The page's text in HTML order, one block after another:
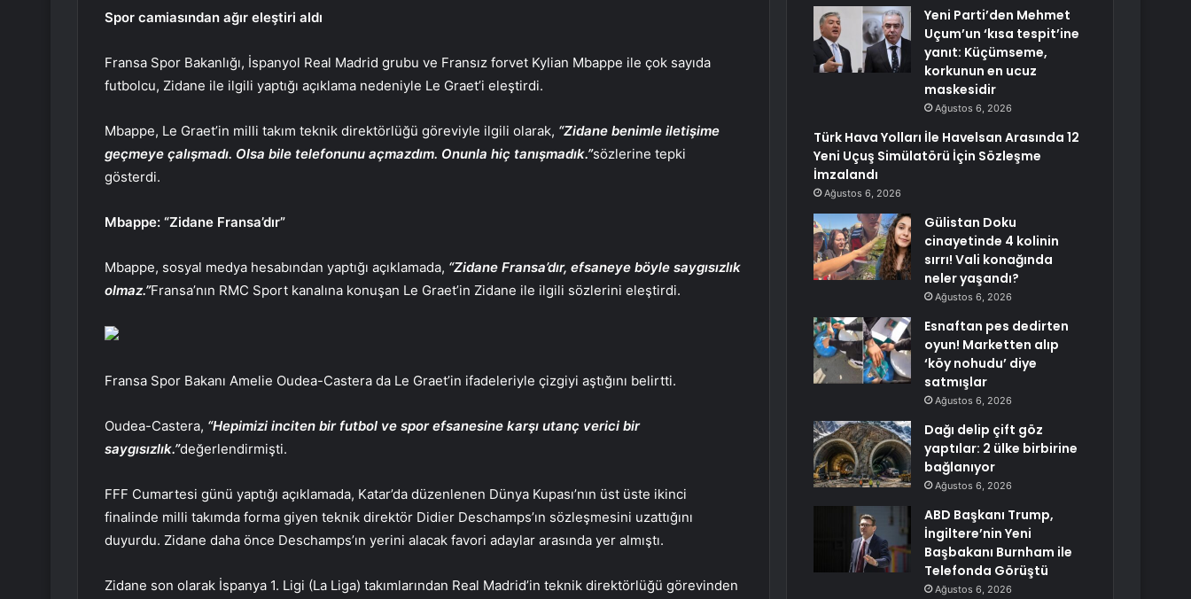
Spor camiasından ağır eleştiri aldı
Fransa Spor Bakanlığı, İspanyol Real Madrid grubu ve Fransız forvet Kylian Mbappe ile çok sayıda
futbolcu, Zidane ile ilgili yaptığı açıklama nedeniyle Le Graet’i eleştirdi.
Mbappe, Le Graet’in milli takım teknik direktörlüğü göreviyle ilgili olarak, “Zidane benimle iletişime
geçmeye çalışmadı. Olsa bile telefonunu açmazdım. Onunla hiç tanışmadık.”sözlerine tepki
gösterdi.
Mbappe: “Zidane Fransa’dır”
Mbappe, sosyal medya hesabından yaptığı açıklamada, “Zidane Fransa’dır, efsaneye böyle saygısızlık
olmaz.”Fransa’nın RMC Sport kanalına konuşan Le Graet’in Zidane ile ilgili sözlerini eleştirdi.
Fransa Spor Bakanı Amelie Oudea-Castera da Le Graet’in ifadeleriyle çizgiyi aştığını belirtti.
Oudea-Castera, “Hepimizi inciten bir futbol ve spor efsanesine karşı utanç verici bir
saygısızlık.”değerlendirmişti.
FFF Cumartesi günü yaptığı açıklamada, Katar’da düzenlenen Dünya Kupası’nın üst üste ikinci
finalinde milli takımda forma giyen teknik direktör Didier Deschamps’ın sözleşmesini uzattığını
duyurdu. Zidane daha önce Deschamps’ın yerini alacak favori adaylar arasında yer almıştı.
Zidane son olarak İspanya 1. Ligi (La Liga) takımlarından Real Madrid’in teknik direktörlüğü görevinden
Yeni Parti’den Mehmet
Uçum’un ‘kısa tespit’ine
yanıt: Küçümseme,
korkunun en ucuz
maskesidir
Ağustos 6, 2026
Türk Hava Yolları İle Havelsan Arasında 12
Yeni Uçuş Simülatörü İçin Sözleşme
İmzalandı
Ağustos 6, 2026
Gülistan Doku
cinayetinde 4 kolinin
sırrı! Vali konağında
neler yaşandı?
Ağustos 6, 2026
Esnaftan pes dedirten
oyun! Marketten alıp
‘köy nohudu’ diye
satmışlar
Ağustos 6, 2026
Dağı delip çift göz
yaptılar: 2 ülke birbirine
bağlanıyor
Ağustos 6, 2026
ABD Başkanı Trump,
İngiltere’nin Yeni
Başbakanı Burnham ile
Telefonda Görüştü
Ağustos 6, 2026